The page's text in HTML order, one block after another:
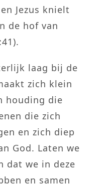
Jezus knielt
de hof van
laag bij de
zich klein
houding die
die zich
en zich diep
God. Laten we
dat we in deze
en samen